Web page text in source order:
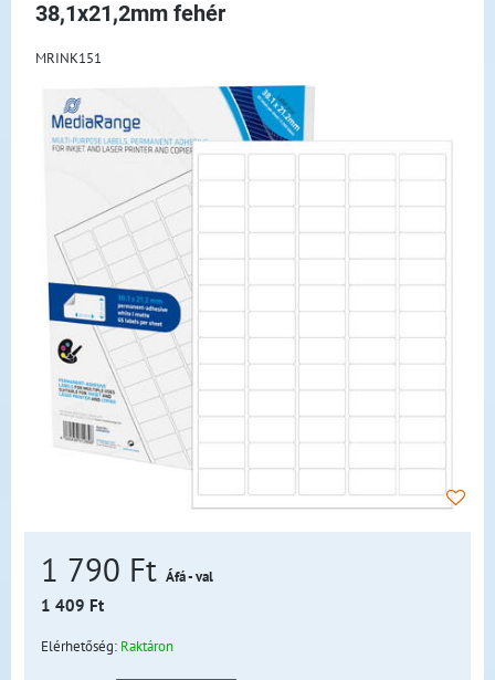
38,1x21,2mm fehér
MRINK151
1 790 Ft Áfá - val
1 409 Ft
Elérhetőség: Raktáron